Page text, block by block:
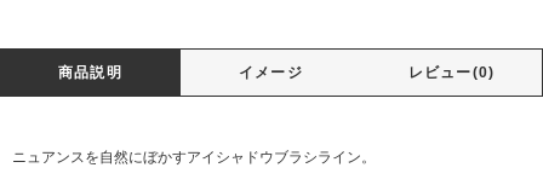
商品説明 イメージ レビュー(0)
ニュアンスを自然にぼかすアイシャドウブラシライン。